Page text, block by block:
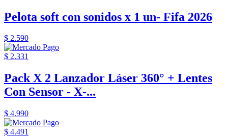
Pelota soft con sonidos x 1 un- Fifa 2026
$ 2.590
$ 2.331
Pack X 2 Lanzador Láser 360° + Lentes
Con Sensor - X-...
$ 4.990
$ 4.491